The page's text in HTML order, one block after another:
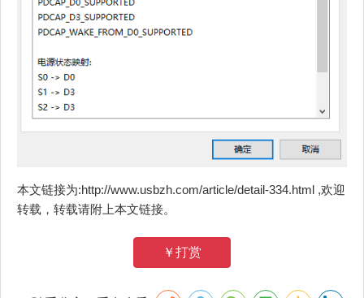
本文链接为:http://www.usbzh.com/article/detail-334.html ,欢迎
转载，转载请附上本文链接。
￥打赏